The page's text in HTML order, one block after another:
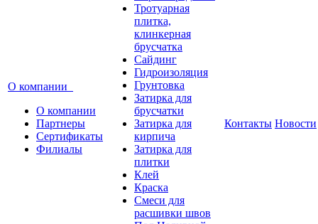
О компании
О компании
Партнеры
Сертификаты
Филиалы
Тротуарная
плитка,
клинкерная
брусчатка
Сайдинг
Гидроизоляция
Грунтовка
Затирка для
брусчатки
Затирка для
кирпича
Затирка для
плитки
Клей
Краска
Смеси для
расшивки швов
Контакты Новости